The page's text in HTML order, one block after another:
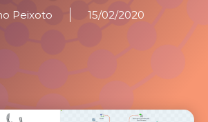
Peixoto 15/02/2020